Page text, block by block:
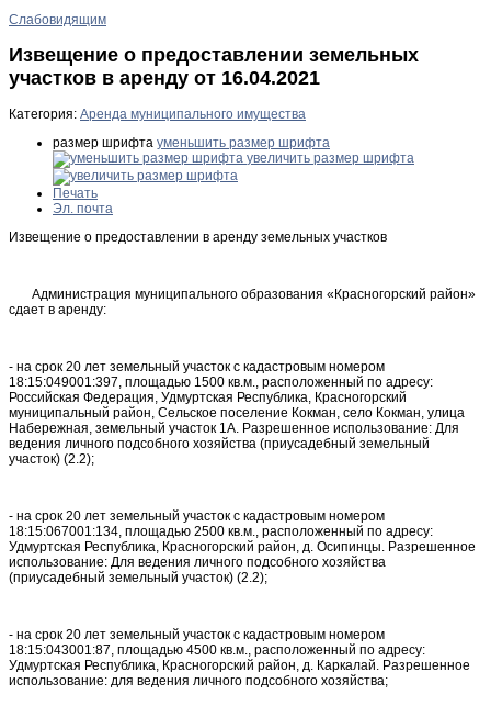
Слабовидящим
Извещение о предоставлении земельных
участков в аренду от 16.04.2021
Категория: Аренда муниципального имущества
размер шрифта уменьшить размер шрифта
увеличить размер шрифта
Печать
Эл. почта
Извещение о предоставлении в аренду земельных участков
Администрация муниципального образования «Красногорский район»
сдает в аренду:
- на срок 20 лет земельный участок с кадастровым номером
18:15:049001:397, площадью 1500 кв.м., расположенный по адресу:
Российская Федерация, Удмуртская Республика, Красногорский
муниципальный район, Сельское поселение Кокман, село Кокман, улица
Набережная, земельный участок 1А. Разрешенное использование: Для
ведения личного подсобного хозяйства (приусадебный земельный
участок) (2.2);
- на срок 20 лет земельный участок с кадастровым номером
18:15:067001:134, площадью 2500 кв.м., расположенный по адресу:
Удмуртская Республика, Красногорский район, д. Осипинцы. Разрешенное
использование: Для ведения личного подсобного хозяйства
(приусадебный земельный участок) (2.2);
- на срок 20 лет земельный участок с кадастровым номером
18:15:043001:87, площадью 4500 кв.м., расположенный по адресу:
Удмуртская Республика, Красногорский район, д. Каркалай. Разрешенное
использование: для ведения личного подсобного хозяйства;